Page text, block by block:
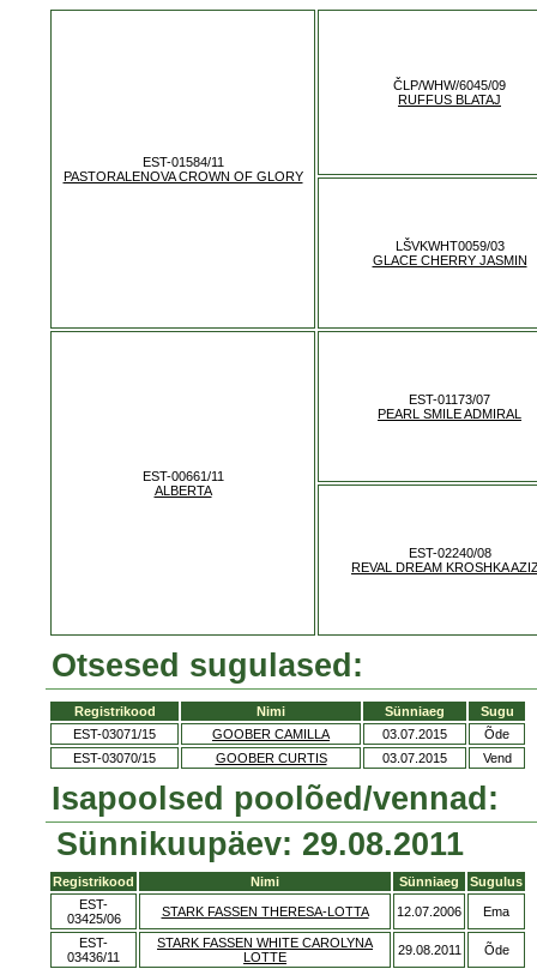
EST-01584/11
PASTORALENOVA CROWN OF GLORY
ČLP/WHW/6045/09
RUFFUS BLATAJ
LŠVKWHT0059/03
GLACE CHERRY JASMIN
EST-00661/11
ALBERTA
EST-01173/07
PEARL SMILE ADMIRAL
EST-02240/08
REVAL DREAM KROSHKA
Otsesed sugulased:
Registrikood Nimi Sünniaeg
Sugu
EST-03071/15
GOOBER CAMILLA 03.07.2015
Õde
EST-03070/15
GOOBER CURTIS 03.07.2015 Vend
Isapoolsed poolõed/vennad:
Sünnikuupäev: 29.08.2011
Registrikood Nimi Sünniaeg
Sugulus
EST-
03425/06
STARK FASSEN THERESA-LOTTA 12.07.2006 Ema
EST-
03436/11
STARK FASSEN WHITE CAROLYNA
LOTTE
29.08.2011 Õde